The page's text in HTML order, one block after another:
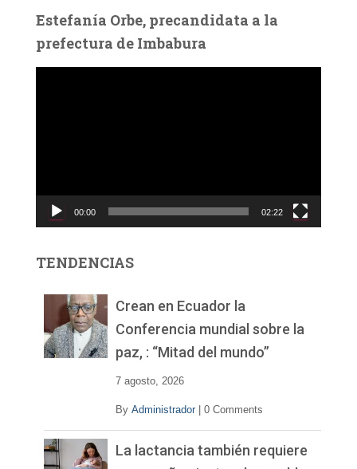
Estefanía Orbe, precandidata a la
prefectura de Imbabura
c
d
00:00 02:22
TENDENCIAS
Crean en Ecuador la
Conferencia mundial sobre la
paz, : “Mitad del mundo”
7 agosto, 2026
By Administrador 0 Comments
La lactancia también requiere